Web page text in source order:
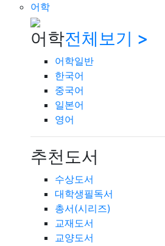
어학
어학전체보기 >
어학일반
한국어
중국어
일본어
영어
추천도서
수상도서
대학생필독서
총서(시리즈)
교재도서
교양도서